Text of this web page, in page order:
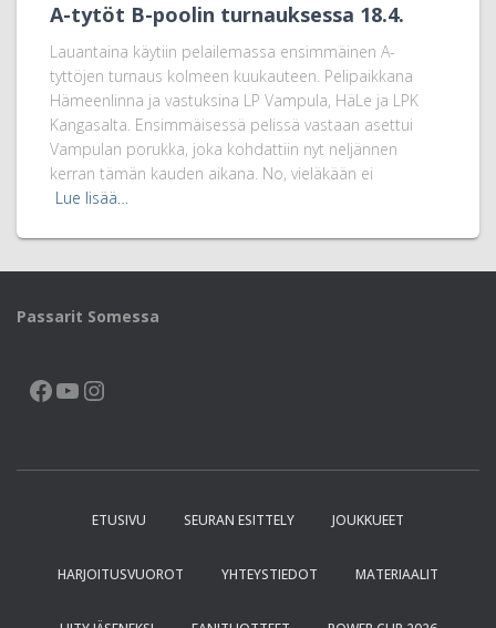
A-tytöt B-poolin turnauksessa 18.4.
Lauantaina käytiin pelailemassa ensimmäinen A-
tyttöjen turnaus kolmeen kuukauteen. Pelipaikkana
Hämeenlinna ja vastuksina LP Vampula, HäLe ja LPK
Kangasalta. Ensimmäisessä pelissä vastaan asettui
Vampulan porukka, joka kohdattiin nyt neljännen
kerran tämän kauden aikana. No, vieläkään ei
Lue lisää…
Passarit Somessa
FACEBOOK YOUTUBE
ETUSIVU SEURAN ESITTELY JOUKKUEET
HARJOITUSVUOROT YHTEYSTIEDOT MATERIAALIT